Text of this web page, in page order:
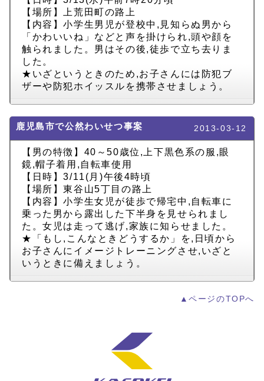
【場所】上荒田町の路上
【内容】小学生男児が登校中,見知らぬ男から
「かわいいね」などと声を掛けられ,頭や顔を
触られました。男はその後,徒歩で立ち去りま
した。
★いざというときのため,お子さんには防犯ブ
ザーや防犯ホイッスルを携帯させましょう。
鹿児島市で公然わいせつ事案 2013-03-12
【男の特徴】40～50歳位,上下黒色系の服,眼
鏡,帽子着用,自転車使用
【日時】3/11(月)午後4時頃
【場所】東谷山5丁目の路上
【内容】小学生女児が徒歩で帰宅中,自転車に
乗った男から露出した下半身を見せられまし
た。女児は走って逃げ,家族に知らせました。
★「もし,こんなときどうするか」を,日頃から
お子さんにイメージトレーニングさせ,いざと
いうときに備えましょう。
▲ページのTOPへ